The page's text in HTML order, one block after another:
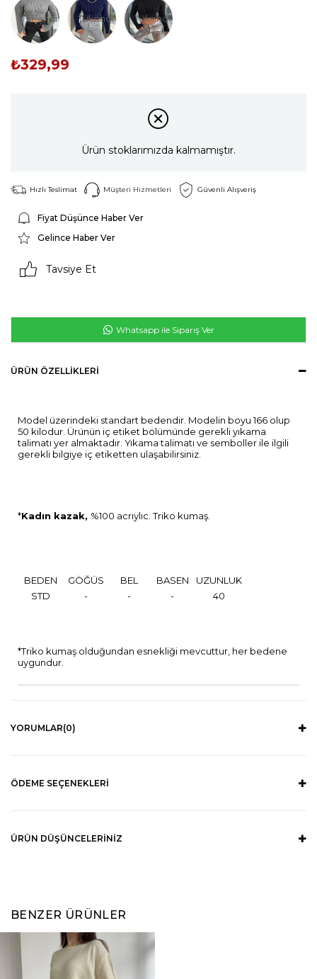
Tükendi Tükendi Tükendi
₺329,99
Ürün stoklarımızda kalmamıştır.
Hızlı Teslimat Müşteri Hizmetleri Güvenli Alışveriş
Fiyat Düşünce Haber Ver
Gelince Haber Ver
Tavsiye Et
Whatsapp ile Sipariş Ver
ÜRÜN ÖZELLIKLERI
Model üzerindeki standart bedendir. Modelin boyu 166 olup
50 kilodur. Ürünün iç etiket bölümünde gerekli yıkama
talimatı yer almaktadır. Yıkama talimatı ve semboller ile ilgili
gerekli bilgiye iç etiketten ulaşabilirsiniz.
*Kadın kazak, %100 acrıylıc. Triko kumaş.
BEDEN GÖĞÜS BEL BASEN
UZUNLUK
STD
- - - 40
*Triko kumaş olduğundan esnekliği mevcuttur, her bedene
uygundur.
YORUMLAR(0)
ÖDEME SEÇENEKLERI
ÜRÜN DÜŞÜNCELERINIZ
BENZER ÜRÜNLER